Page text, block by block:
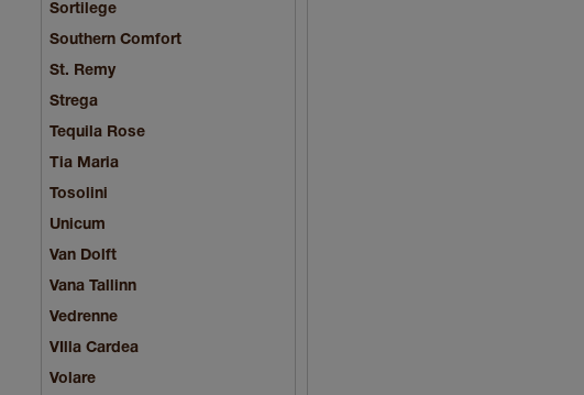
Sortilege
Southern Comfort
St. Remy
Strega
Tequila Rose
Tia Maria
Tosolini
Unicum
Van Dolft
Vana Tallinn
Vedrenne
VIlla Cardea
Volare